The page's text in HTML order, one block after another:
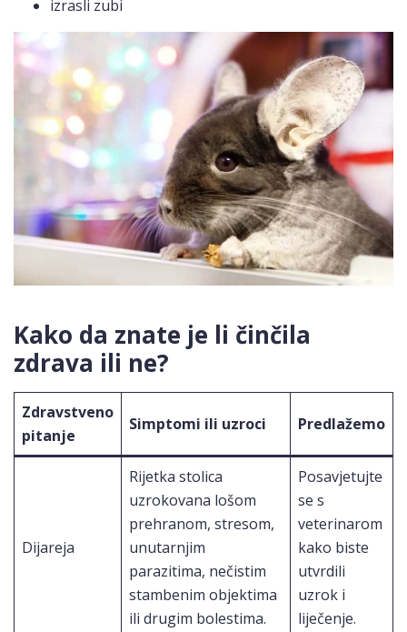
izrasli zubi
Kako da znate je li činčila
zdrava ili ne?
Zdravstveno
pitanje
Simptomi ili uzroci Predlažemo
Dijareja
Rijetka stolica
uzrokovana lošom
prehranom, stresom,
unutarnjim
parazitima, nečistim
stambenim objektima
ili drugim bolestima.
Posavjetujte
se s
veterinarom
kako biste
utvrdili
uzrok i
liječenje.